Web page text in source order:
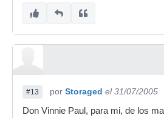
#13 por Storaged el 31/07/2005
Don Vinnie Paul, para mi, de los